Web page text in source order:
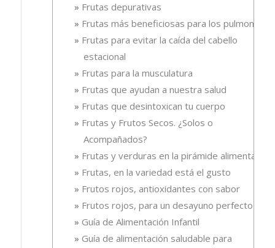
Frutas depurativas
Frutas más beneficiosas para los pulmones
Frutas para evitar la caída del cabello
estacional
Frutas para la musculatura
Frutas que ayudan a nuestra salud
Frutas que desintoxican tu cuerpo
Frutas y Frutos Secos. ¿Solos o
Acompañados?
Frutas y verduras en la pirámide alimentaria
Frutas, en la variedad está el gusto
Frutos rojos, antioxidantes con sabor
Frutos rojos, para un desayuno perfecto
Guía de Alimentación Infantil
Guía de alimentación saludable para